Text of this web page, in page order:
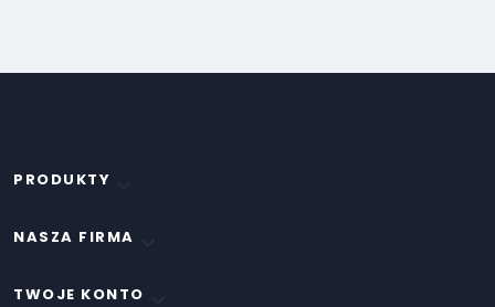
PRODUKTY
NASZA FIRMA
TWOJE KONTO